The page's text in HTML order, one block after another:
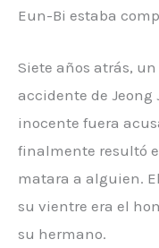
Eun-Bi estaba
Siete años atrás,
accidente de Jeong
inocente fuera
finalmente resultó
matara a alguien.
su vientre era el
su hermano.